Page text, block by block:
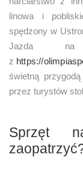
linowa i
spędzony w
Jazda na
z https://
świetną
przez turystów
Sprzęt